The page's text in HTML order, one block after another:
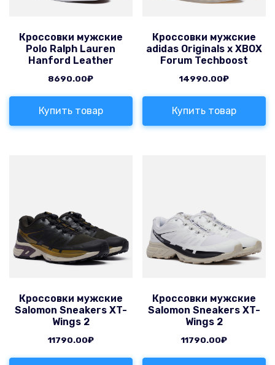
Кроссовки мужские
Polo Ralph Lauren
Hanford Leather
8690.00₽
Купить товар
Кроссовки мужские
adidas Originals x XBOX
Forum Techboost
14990.00₽
Купить товар
Кроссовки мужские
Salomon Sneakers XT-
Wings 2
11790.00₽
Кроссовки мужские
Salomon Sneakers XT-
Wings 2
11790.00₽